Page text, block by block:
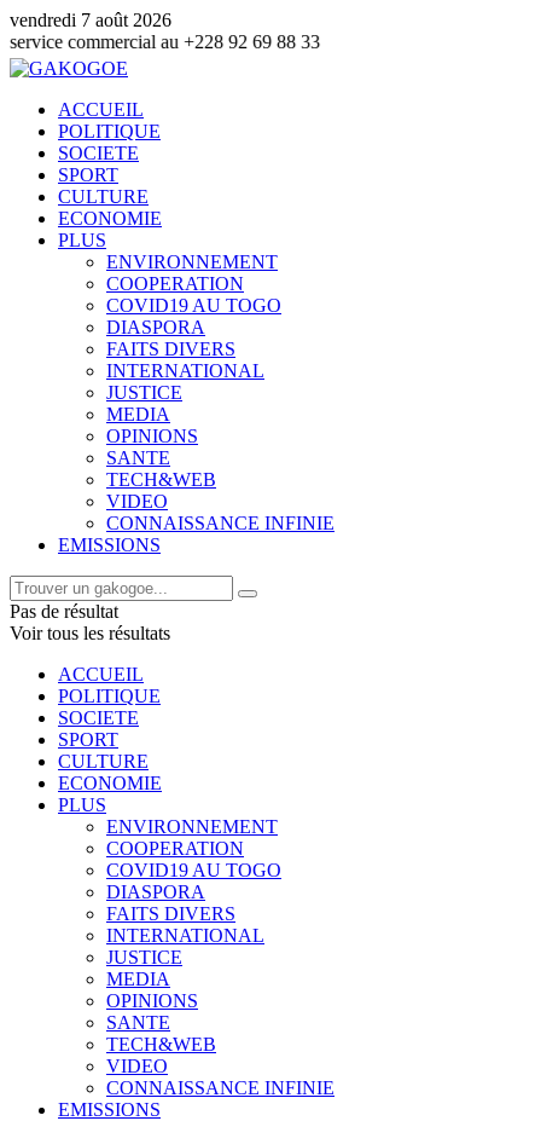
vendredi 7 août 2026
au +228 92 69 88 33
ACCUEIL
POLITIQUE
SOCIETE
SPORT
CULTURE
ECONOMIE
PLUS
ENVIRONNEMENT
COOPERATION
COVID19 AU TOGO
DIASPORA
FAITS DIVERS
INTERNATIONAL
JUSTICE
MEDIA
OPINIONS
SANTE
TECH&WEB
VIDEO
CONNAISSANCE INFINIE
EMISSIONS
Pas de résultat
Voir tous les résultats
ACCUEIL
POLITIQUE
SOCIETE
SPORT
CULTURE
ECONOMIE
PLUS
ENVIRONNEMENT
COOPERATION
COVID19 AU TOGO
DIASPORA
FAITS DIVERS
INTERNATIONAL
JUSTICE
MEDIA
OPINIONS
SANTE
TECH&WEB
VIDEO
CONNAISSANCE INFINIE
EMISSIONS